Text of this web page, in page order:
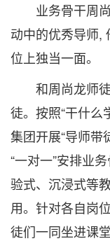
业务骨干周尚
动中的优秀导师,
位上独当一面。
和周尚龙师徒
徒。按照“干什么
集团开展“导师带
“一对一”安排业
验式、沉浸式等
用。针对各自岗
徒们一同坐进课